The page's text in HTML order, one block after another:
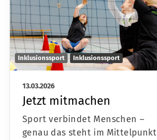
Inklusionssport Inklusionssport
13.03.2026
Jetzt mitmachen
Sport verbindet Menschen –
genau das steht im Mittelpunkt